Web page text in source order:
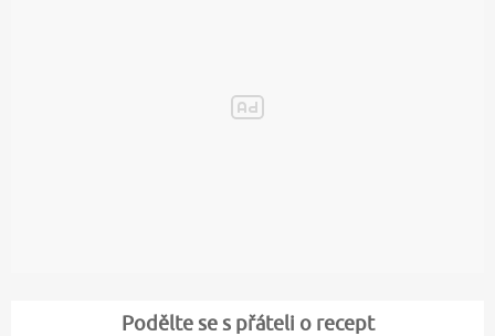
Podělte se s přáteli o recept